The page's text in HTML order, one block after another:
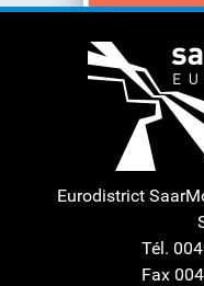
Eurodistrict
Tél.
Fax